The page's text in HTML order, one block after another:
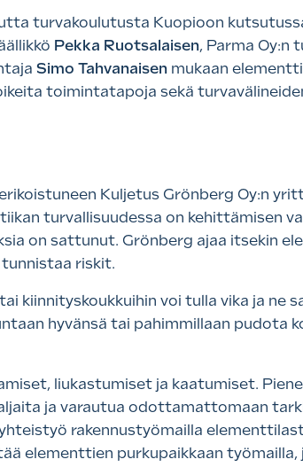
turvakoulutusta Kuopioon
Pekka Ruotsalaisen, Parma Oy:n
Simo Tahvanaisen mukaan
toimintatapoja sekä
Kuljetus Grönberg Oy:n
turvallisuudessa on kehittämisen
on sattunut. Grönberg ajaa itsekin
tunnistaa riskit.
kiinnityskoukkuihin voi tulla vika ja ne
hyvänsä tai pahimmillaan pudota
liukastumiset ja kaatumiset.
ja varautua odottamattomaan
rakennustyömailla
elementtien purkupaikkaan työmailla,